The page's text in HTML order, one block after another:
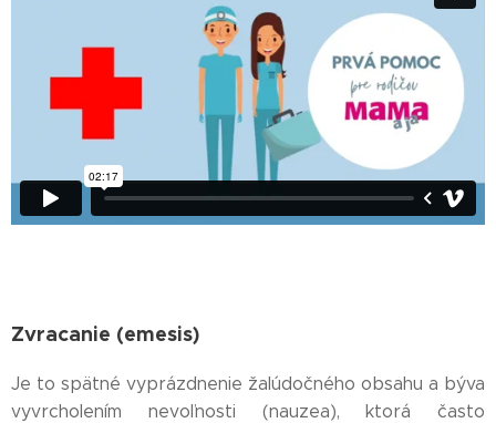
Zvracanie (emesis)
Je to spätné vyprázdnenie žalúdočného obsahu a býva
vyvrcholením nevoľnosti (nauzea), ktorá často